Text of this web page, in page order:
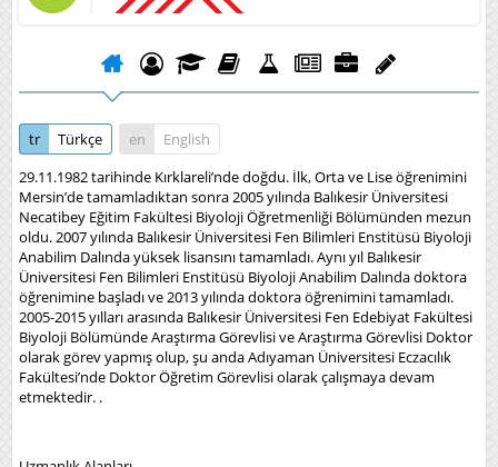
tr Türkçe en
English
29.11.1982 tarihinde Kırklareli’nde doğdu. İlk, Orta ve Lise öğrenimini
Mersin’de tamamladıktan sonra 2005 yılında Balıkesir Üniversitesi
Necatibey Eğitim Fakültesi Biyoloji Öğretmenliği Bölümünden mezun
oldu. 2007 yılında Balıkesir Üniversitesi Fen Bilimleri Enstitüsü Biyoloji
Anabilim Dalında yüksek lisansını tamamladı. Aynı yıl Balıkesir
Üniversitesi Fen Bilimleri Enstitüsü Biyoloji Anabilim Dalında doktora
öğrenimine başladı ve 2013 yılında doktora öğrenimini tamamladı.
2005-2015 yılları arasında Balıkesir Üniversitesi Fen Edebiyat Fakültesi
Biyoloji Bölümünde Araştırma Görevlisi ve Araştırma Görevlisi Doktor
olarak görev yapmış olup, şu anda Adıyaman Üniversitesi Eczacılık
Fakültesi’nde Doktor Öğretim Görevlisi olarak çalışmaya devam
etmektedir. .